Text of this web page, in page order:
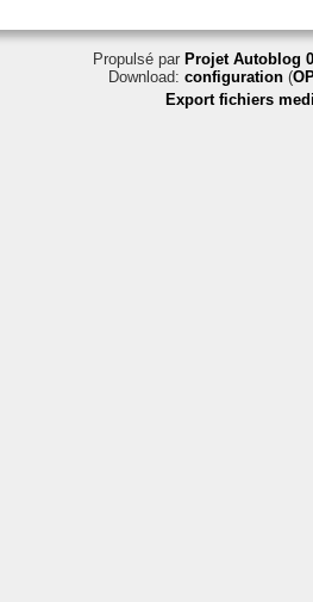
Propulsé par Projet Autoblog
Download: configuration(
Export fichiers